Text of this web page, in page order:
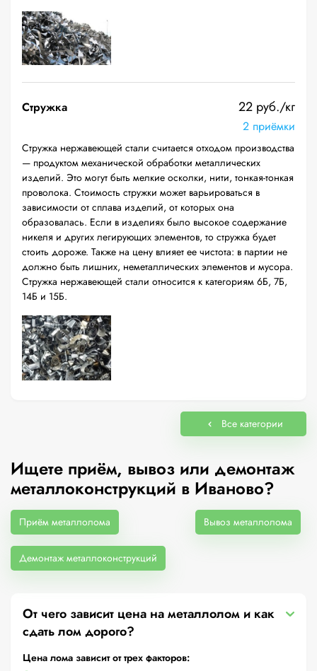
Стружка 22 руб./кг
2 приёмки
Стружка нержавеющей стали считается отходом производства
— продуктом механической обработки металлических
изделий. Это могут быть мелкие осколки, нити, тонкая-тонкая
проволока. Стоимость стружки может варьироваться в
зависимости от сплава изделий, от которых она
образовалась. Если в изделиях было высокое содержание
никеля и других легирующих элементов, то стружка будет
стоить дороже. Также на цену влияет ее чистота: в партии не
должно быть лишних, неметаллических элементов и мусора.
Стружка нержавеющей стали относится к категориям 6Б, 7Б,
14Б и 15Б.
Все категории
Ищете приём, вывоз или демонтаж
металлоконструкций в Иваново?
Приём металлолома Вывоз металлолома
Демонтаж металлоконструкций
От чего зависит цена на металлолом и как
сдать лом дорого?
Цена лома зависит от трех факторов: